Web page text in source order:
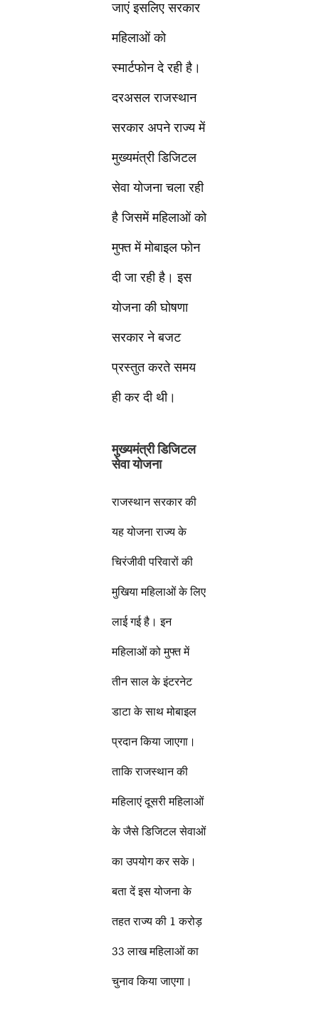
जाएं इसलिए सरकार
महिलाओं को
स्मार्टफोन दे रही है।
दरअसल राजस्थान
सरकार अपने राज्य में
मुख्यमंत्री डिजिटल
सेवा योजना चला रही
है जिसमें महिलाओं को
मुफ्त में मोबाइल फोन
दी जा रही है। इस
योजना की घोषणा
सरकार ने बजट
प्रस्तुत करते समय
ही कर दी थी।
मुख्यमंत्री डिजिटल
सेवा योजना
राजस्थान सरकार की
यह योजना राज्य के
चिरंजीवी परिवारों की
मुखिया महिलाओं के लिए
लाई गई है। इन
महिलाओं को मुफ्त में
तीन साल के इंटरनेट
डाटा के साथ मोबाइल
प्रदान किया जाएगा।
ताकि राजस्थान की
महिलाएं दूसरी महिलाओं
के जैसे डिजिटल सेवाओं
का उपयोग कर सके।
बता दें इस योजना के
तहत राज्य की 1 करोड़
33 लाख महिलाओं का
चुनाव किया जाएगा।